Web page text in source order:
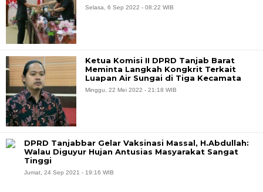
Selasa, 6 Sep 2022 - 08:22 WIB
Ketua Komisi II DPRD Tanjab Barat
Meminta Langkah Kongkrit Terkait
Luapan Air Sungai di Tiga Kecamata
Minggu, 22 Mei 2022 - 21:18 WIB
DPRD Tanjabbar Gelar Vaksinasi Massal, H.Abdullah:
Walau Diguyur Hujan Antusias Masyarakat Sangat
Tinggi
Jumat, 24 Sep 2021 - 19:16 WIB